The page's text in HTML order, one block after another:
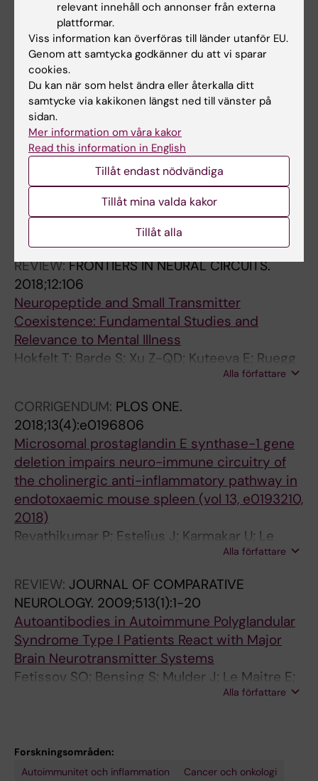
depression and anxiety
Jahanshahi A; Le Maitre E; Temel Y; Lanfumey
L; Hamon M; Lesch K-P; Tordera RM; Del Rio J;
Aso E; Maldonado R; Hoekfelt T; Steinbusch
HWM
Alla författare
ARTICLE:
NEUROLOGY.2010;518(17):3464-3494
Chemical Neuroanatomy of the Dorsal Raphe
Nucleus and Adjacent Structures of the
Mouse Brain
Fu W; Le Maitre E; Fabre V; Bernard J-F; Xu Z-
QD; Hokfelt T
Alla övriga publikationer
REVIEW:FRONTIERS IN NEURAL CIRCUITS.
2018;12:106
Neuropeptide and Small Transmitter
Coexistence: Fundamental Studies and
Relevance to Mental Illness
Hokfelt T; Barde S; Xu Z-QD; Kuteeva E; Ruegg
J; Le Maitre E; Risling M; Kehr J; Ihnatko R;
G; Juhasz G; Prud'homme HJ; Mechawar N;
Diaz-Heijtz R; Ogren SO
Alla författare
CORRIGENDUM: PLOS ONE.
2018;13(4):e0196806
Microsomal prostaglandin E synthase-1 gene
deletion impairs neuro-immune circuitry of
the cholinergic anti-inflammatory pathway in
endotoxaemic mouse spleen (vol 13, e0193210,
2018)
Revathikumar P; Estelius J; Karmakar U; Le
Maitre E; Korotkova M; Jakobsson P-J; Lampa
Alla författare
REVIEW: JOURNAL OF COMPARATIVE
NEUROLOGY. 2009;513(1):1-20
Autoantibodies in Autoimmune Polyglandular
Syndrome Type I Patients React with Major
Brain Neurotransmitter Systems
Fetissov SO; Bensing S; Mulder J; Le Maitre E;
Hulting A-L; Harkany T; Ekwall O; Skoldberg F;
Alla författare
Forskningsområden:
Autoimmunitet och inflammation
Cancer och onkologi
relevant innehåll och annonser från externa
plattformar.
Viss information kan överföras till länder utanför EU.
Genom att samtycka godkänner du att vi sparar
cookies.
Du kan när som helst ändra eller återkalla ditt
samtycke via kakikonen längst ned till vänster på
sidan.
Mer information om våra kakor
Read this information in English
Tillåt endast nödvändiga
Tillåt mina valda kakor
Tillåt alla